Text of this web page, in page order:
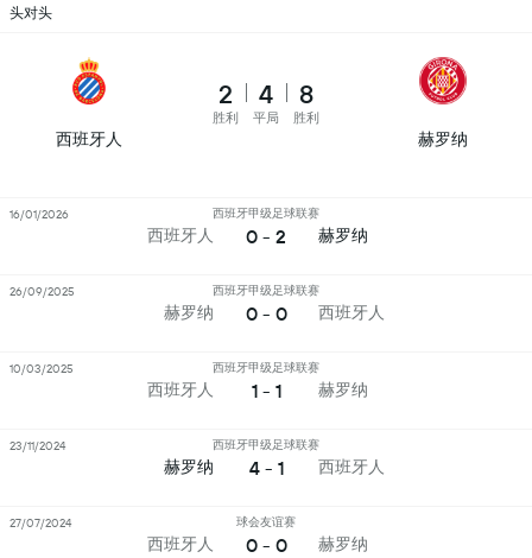
头对头
西班牙人
2
胜利
4
平局
8
胜利
赫罗纳
西班牙人
西班牙甲级足球联赛
0 - 2 赫罗纳
16/01/2026
赫罗纳
西班牙甲级足球联赛
0 - 0 西班牙人
26/09/2025
西班牙人
西班牙甲级足球联赛
1 - 1 赫罗纳
10/03/2025
赫罗纳
西班牙甲级足球联赛
4 - 1 西班牙人
23/11/2024
西班牙人
球会友谊赛
0 - 0 赫罗纳
27/07/2024